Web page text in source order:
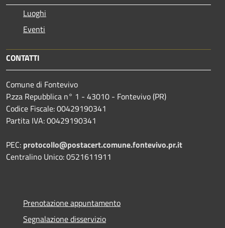
Luoghi
Eventi
CONTATTI
Comune di Fontevivo
P.zza Repubblica n° 1 - 43010 - Fontevivo (PR)
Codice Fiscale: 00429190341
Partita IVA: 00429190341
PEC: protocollo@postacert.comune.fontevivo.pr.it
Centralino Unico: 0521611911
Prenotazione appuntamento
Segnalazione disservizio